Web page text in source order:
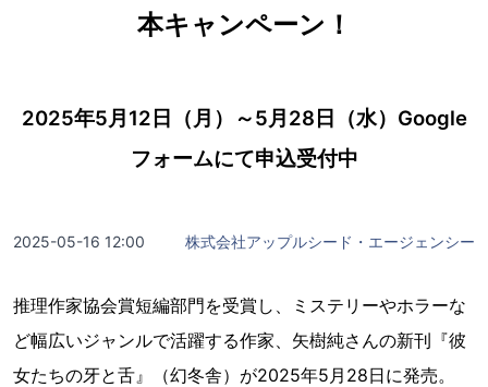
本キャンペーン！
2025年5月12日（月）～5月28日（水）Google
フォームにて申込受付中
2025-05-16 12:00 株式会社アップルシード・エージェンシー
推理作家協会賞短編部門を受賞し、ミステリーやホラーな
ど幅広いジャンルで活躍する作家、矢樹純さんの新刊『彼
女たちの牙と舌』（幻冬舎）が2025年5月28日に発売。